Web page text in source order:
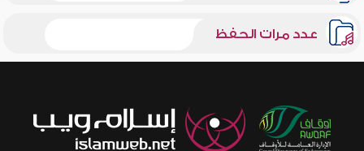
عدد مرات الحفظ